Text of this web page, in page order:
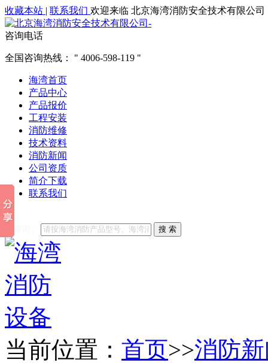
收藏本站 | 联系我们 欢迎来临 北京海湾消防安全技术有限公司
咨询电话
全国咨询热线： 4006-598-119
海湾首页
产品中心
产品报价
工程安装
消防维修
技术资料
消防新闻
公司资质
简介下载
联系我们
他们都在搜索:
搜 索
当前位置： 首页>>消防